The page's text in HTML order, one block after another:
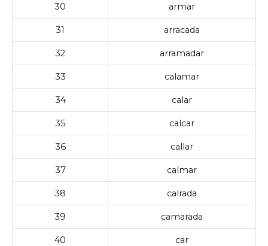
30 armar
31 arracada
32 arramadar
33 calamar
34 calar
35 calcar
36 callar
37 calmar
38 calrada
39 camarada
40 car